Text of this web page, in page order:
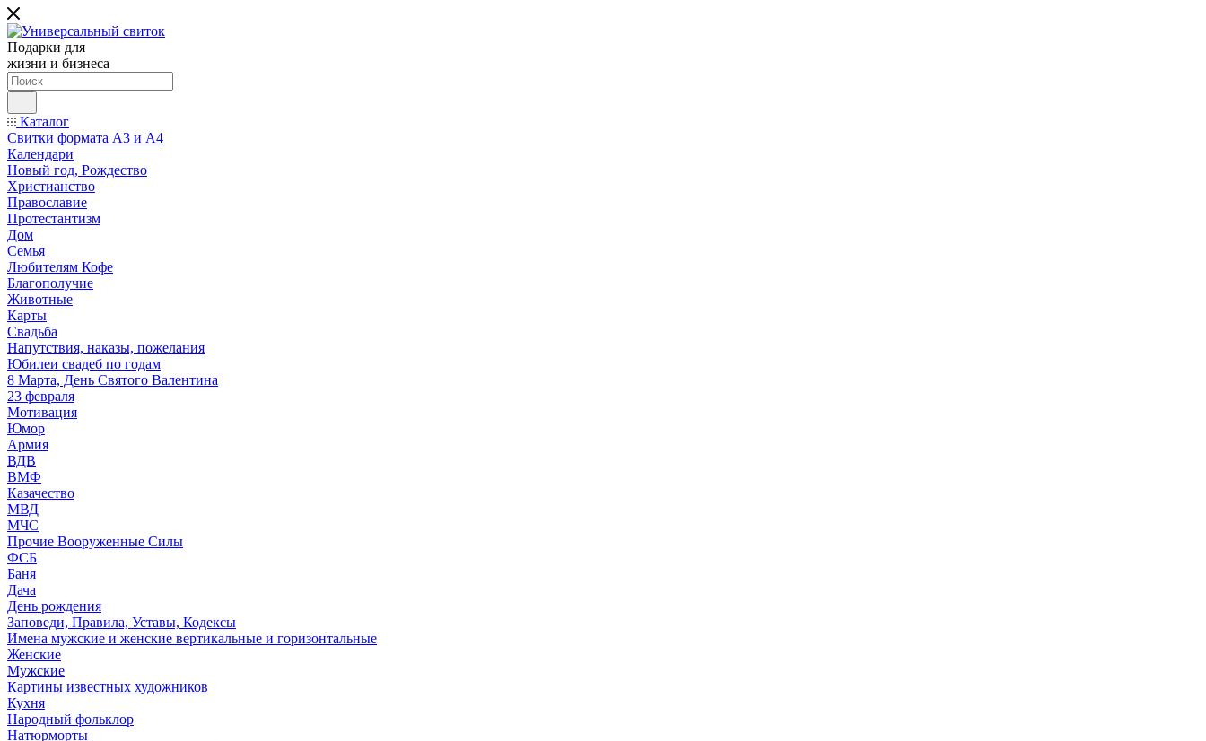
Подарки для
жизни и бизнеса
Каталог
Свитки формата А3 и А4
Календари
Новый год, Рождество
Христианство
Православие
Протестантизм
Дом
Семья
Любителям Кофе
Благополучие
Животные
Карты
Свадьба
Напутствия, наказы, пожелания
Юбилеи свадеб по годам
8 Марта, День Святого Валентина
23 февраля
Мотивация
Юмор
Армия
ВДВ
ВМФ
Казачество
МВД
МЧС
Прочие Вооруженные Силы
ФСБ
Баня
Дача
День рождения
Заповеди, Правила, Уставы, Кодексы
Имена мужские и женские вертикальные и горизонтальные
Женские
Мужские
Картины известных художников
Кухня
Народный фольклор
Натюрморты